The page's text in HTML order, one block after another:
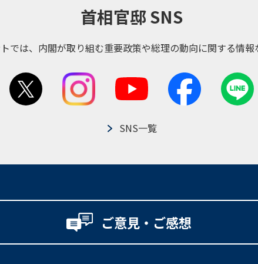
首相官邸 SNS
では、内閣が取り組む重要政策や総理の動向に関する情報
SNS一覧
ご意見・ご感想